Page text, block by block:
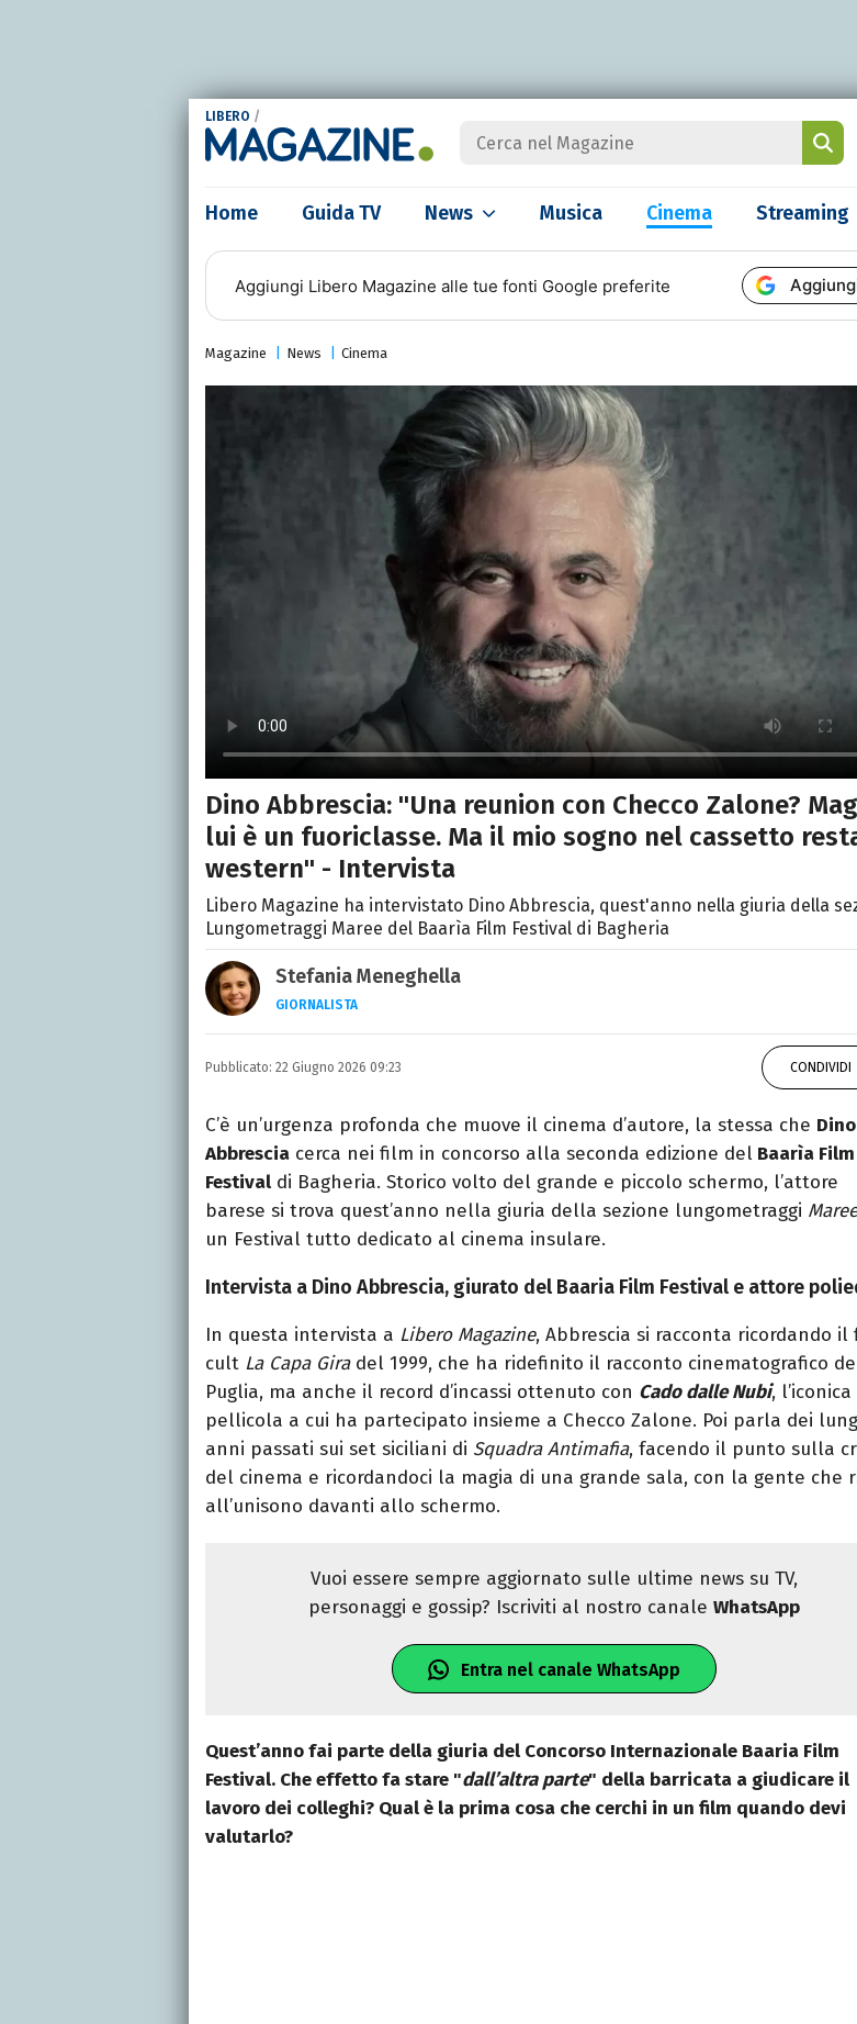
LIBERO /
Home Guida TV News Musica Cinema Streaming
Aggiungi Libero Magazine alle tue fonti Google preferite
Magazine News Cinema
Dino Abbrescia: "Una reunion con Checco Zalone?
lui è un fuoriclasse. Ma il mio sogno nel cassetto
western" - Intervista
Libero Magazine ha intervistato Dino Abbrescia, quest'anno nella giuria della
Lungometraggi Maree del Baarìa Film Festival di Bagheria
Stefania Meneghella
GIORNALISTA
Giornalista pubblicista, scrittrice e critica d’arte, sono autrice di
quattro romanzi e fondatrice di Kosmo Magazine
Pubblicato: 22 Giugno 2026 09:23 CONDIVIDI
C’è un’urgenza profonda che muove il cinema d’autore, la stessa che Dino
Abbrescia cerca nei film in concorso alla seconda edizione del Baarìa Film
Festival di Bagheria. Storico volto del grande e piccolo schermo, l’attore
barese si trova quest’anno nella giuria della sezione lungometraggi Maree
un Festival tutto dedicato al cinema insulare.
Intervista a Dino Abbrescia, giurato del Baaria Film Festival e attore
In questa intervista a Libero Magazine, Abbrescia si racconta ricordando il
cult La Capa Giradel 1999, che ha ridefinito il racconto cinematografico
Puglia, ma anche il record d’incassi ottenuto con Cado dalle Nubi, l’iconica
pellicola a cui ha partecipato insieme a Checco Zalone. Poi parla dei
anni passati sui set siciliani di Squadra Antimafia, facendo il punto sulla
del cinema e ricordandoci la magia di una grande sala, con la gente che
all’unisono davanti allo schermo.
Vuoi essere sempre aggiornato sulle ultime news su TV,
personaggi e gossip? Iscriviti al nostro canaleWhatsApp
Entra nel canale WhatsApp
Quest’anno fai parte della giuria del Concorso Internazionale Baaria Film
Festival. Che effetto fa stare "dall’altra parte" della barricata a giudicare il
lavoro dei colleghi? Qual è la prima cosa che cerchi in un film quando devi
valutarlo?